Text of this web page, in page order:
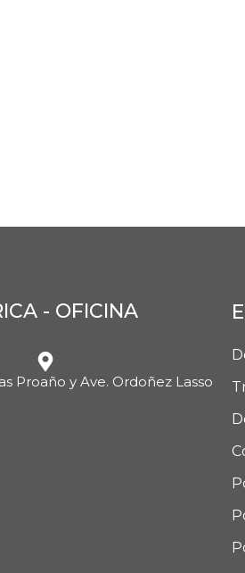
- OFICINA
Proaño y Ave. Ordoñez Lasso